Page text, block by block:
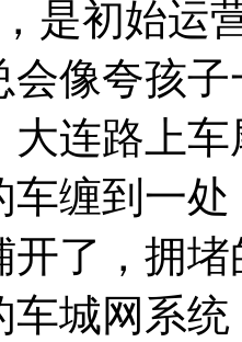
是初始运
像夸孩
大连路上
车缠到一
开了，拥
车城网系